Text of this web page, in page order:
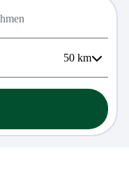
50 km